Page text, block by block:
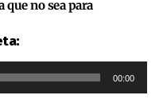
que no sea para
00:00